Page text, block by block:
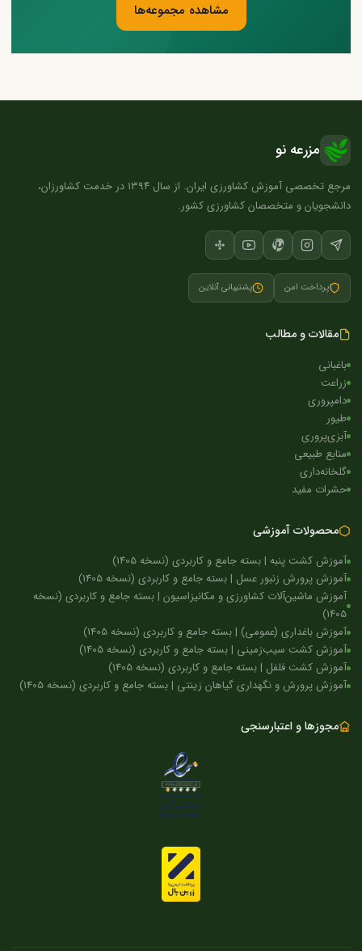
مشاهده مجموعه‌ها
مزرعه نو
مرجع تخصصی آموزش کشاورزی ایران. از سال ۱۳۹۴ در خدمت کشاورزان،
دانشجویان و متخصصان کشاورزی کشور.
پرداخت امن پشتیبانی آنلاین
مقالات و مطالب
باغبانی
زراعت
دامپروری
طیور
آبزی‌پروری
منابع طبیعی
گلخانه‌داری
حشرات مفید
محصولات آموزشی
آموزش کشت پنبه | بسته جامع و کاربردی (نسخه 1405)
آموزش پرورش زنبور عسل | بسته جامع و کاربردی (نسخه 1405)
آموزش ماشین‌آلات کشاورزی و مکانیزاسیون | بسته جامع و کاربردی (نسخه
1405)
آموزش باغداری (عمومی) | بسته جامع و کاربردی (نسخه 1405)
آموزش کشت سیب‌زمینی | بسته جامع و کاربردی (نسخه 1405)
آموزش کشت فلفل | بسته جامع و کاربردی (نسخه 1405)
آموزش پرورش و نگهداری گیاهان زینتی | بسته جامع و کاربردی (نسخه 1405)
مجوزها و اعتبارسنجی